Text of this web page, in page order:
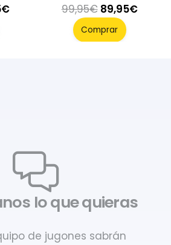
€El
99,95€ El
precio
original
89,95€El
Comprar
lo que quieras
de jugones sabrán